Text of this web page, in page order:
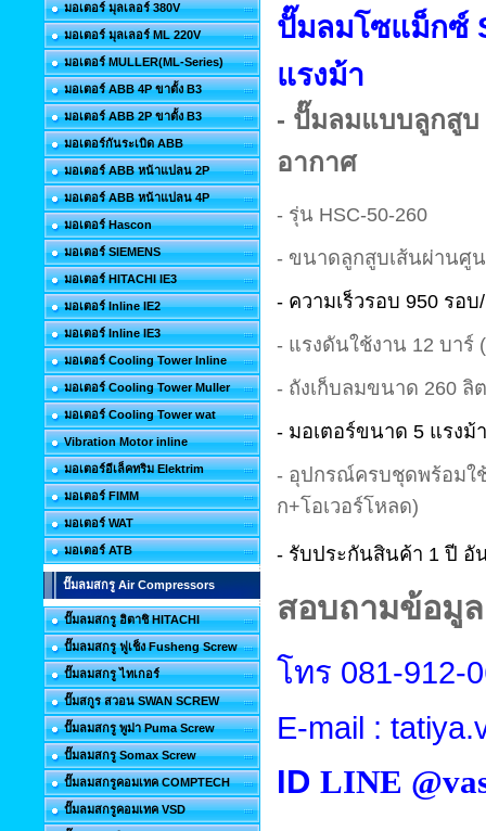
มอเตอร์ มุลเลอร์ 380V
มอเตอร์ มุลเลอร์ ML 220V
มอเตอร์ MULLER(ML-Series)
มอเตอร์ ABB 4P ขาตั้ง B3
มอเตอร์ ABB 2P ขาตั้ง B3
มอเตอร์กันระเบิด ABB
มอเตอร์ ABB หน้าแปลน 2P
มอเตอร์ ABB หน้าแปลน 4P
มอเตอร์ Hascon
มอเตอร์ SIEMENS
มอเตอร์ HITACHI IE3
มอเตอร์ Inline IE2
มอเตอร์ Inline IE3
มอเตอร์ Cooling Tower Inline
มอเตอร์ Cooling Tower Muller
มอเตอร์ Cooling Tower wat
Vibration Motor inline
มอเตอร์อีเล็คทริม Elektrim
มอเตอร์ FIMM
มอเตอร์ WAT
มอเตอร์ ATB
ปั๊มลมสกรู Air Compressors
ปั๊มลมสกรู ฮิตาชิ HITACHI
ปั๊มลมสกรู ฟูเช็ง Fusheng Screw
ปั๊มลมสกรู ไทเกอร์
ปั๊มสกูร สวอน SWAN SCREW
ปั๊มลมสกรู พูม่า Puma Screw
ปั๊มลมสกรู Somax Screw
ปั๊มลมสกรูคอมเทค COMPTECH
ปั๊มลมสกรูคอมเทค VSD
ปั๊มลมโซแม็กซ์
แรงม้า
- ปั๊มลมแบบลูกสู
อากาศ
- รุ่น HSC-50-260
- ขนาดลูกสูบเส้นผ่านศู
- ความเร็วรอบ 950 รอบ
- แรงดันใช้งาน 12 บาร์
- ถังเก็บลมขนาด 260 ลิ
- มอเตอร์ขนาด 5 แรงม้า
- อุปกรณ์ครบชุดพร้อมใ
ก+โอเวอร์โหลด)
- รับประกันสินค้า 1 ปี อั
สอบถามข้อมูล
โทร 081-912-
E-mail :
ID LINE